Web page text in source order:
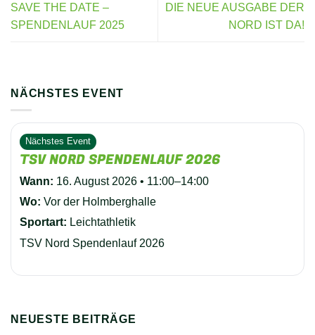
SAVE THE DATE –
SPENDENLAUF 2025
DIE NEUE AUSGABE DER
NORD IST DA!
NÄCHSTES EVENT
Nächstes Event
TSV NORD SPENDENLAUF 2026
Wann: 16. August 2026 • 11:00–14:00
Wo: Vor der Holmberghalle
Sportart: Leichtathletik
TSV Nord Spendenlauf 2026
NEUESTE BEITRÄGE